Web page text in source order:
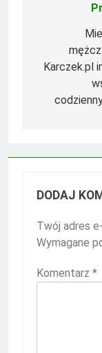
Karczek.pl
DODAJ
Twój adres
Wymagane
Komentarz *